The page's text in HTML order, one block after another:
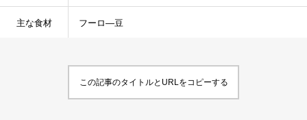
主な食材 フーロ―豆
この記事のタイトルとURLをコピーする